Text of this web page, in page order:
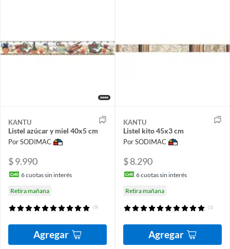
KANTU
Listel azúcar y miel 40x5 cm
Por SODIMAC
$ 9.990
6cuotas sin interés
Retira mañana
(9)
Agregar
KANTU
Listel kito 45x3 cm
Por SODIMAC
$ 8.290
6cuotas sin interés
Retira mañana
(1)
Agregar